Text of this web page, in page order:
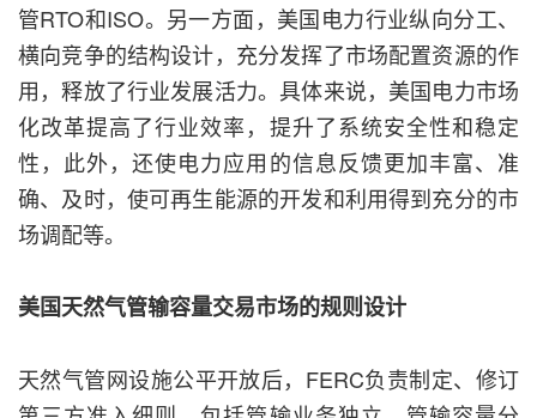
管RTO和ISO。另一方面，美国电力行业纵向分工、
横向竞争的结构设计，充分发挥了市场配置资源的作
用，释放了行业发展活力。具体来说，美国电力市场
化改革提高了行业效率，提升了系统安全性和稳定
性，此外，还使电力应用的信息反馈更加丰富、准
确、及时，使可再生能源的开发和利用得到充分的市
场调配等。
美国天然气管输容量交易市场的规则设计
天然气管网设施公平开放后，FERC负责制定、修订